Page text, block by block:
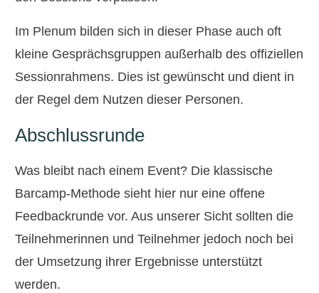
Im Plenum bilden sich in dieser Phase auch oft
kleine Gesprächsgruppen außerhalb des offiziellen
Sessionrahmens. Dies ist gewünscht und dient in
der Regel dem Nutzen dieser Personen.
Abschlussrunde
Was bleibt nach einem Event? Die klassische
Barcamp-Methode sieht hier nur eine offene
Feedbackrunde vor. Aus unserer Sicht sollten die
Teilnehmerinnen und Teilnehmer jedoch noch bei
der Umsetzung ihrer Ergebnisse unterstützt
werden.